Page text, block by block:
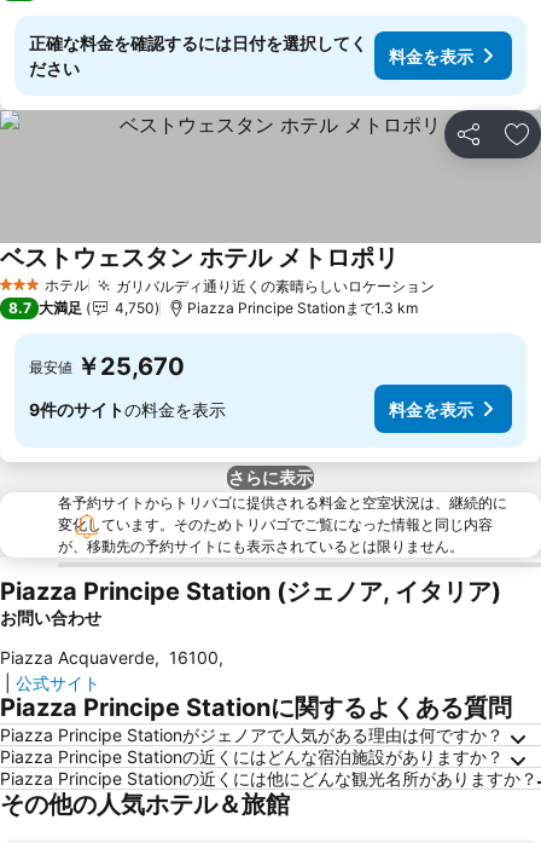
正確な料金を確認するには日付を選択してく
ださい
料金を表示
シェア お
3 ホテルのランク
ホテル ガリバルディ通り近くの素晴らしいロケーション
ベストウェスタン ホテル メトロポリ
8.7 大満足 4,750 Piazza Principe Stationまで1.3 km
最安値 ￥25,670
9件のサイトの料金を表示 料金を表示
さらに表示
各予約サイトからトリバゴに提供される料金と空室状況は、継続的に
変化しています。そのためトリバゴでご覧になった情報と同じ内容
が、移動先の予約サイトにも表示されているとは限りません。
Piazza Principe Station (ジェノア, イタリア)
お問い合わせ
Piazza Acquaverde, 16100,
公式サイト
Piazza Principe Stationに関するよくある質問
Piazza Principe Stationがジェノアで人気がある理由は何ですか？
Piazza Principe Stationの近くにはどんな宿泊施設がありますか？
Piazza Principe Stationの近くには他にどんな観光名所がありますか？
その他の人気ホテル＆旅館